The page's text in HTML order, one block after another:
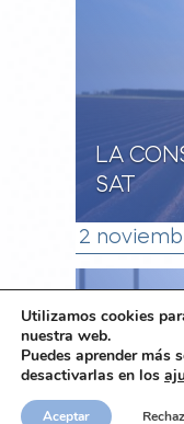
LA
SAT
2
UNA
Utilizamos cookies
nuestra web.
Puedes aprender más
desactivarlas en los
Aceptar